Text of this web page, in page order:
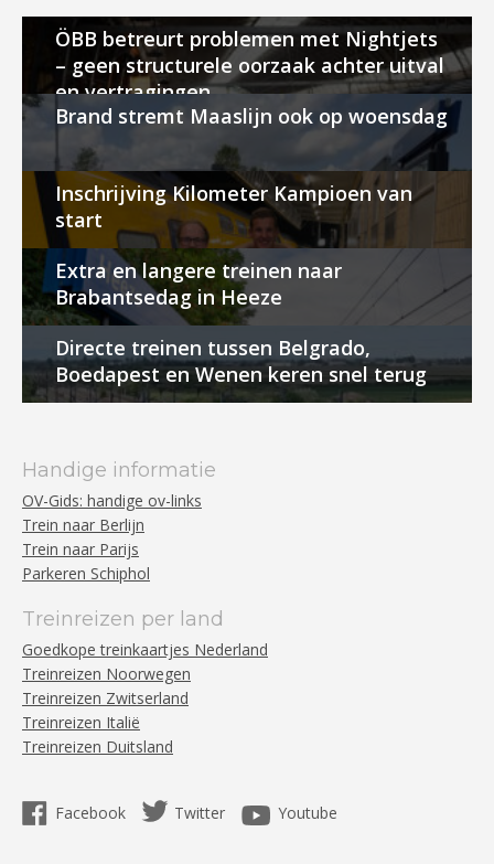
ÖBB betreurt problemen met Nightjets
– geen structurele oorzaak achter uitval
en vertragingen
Brand stremt Maaslijn ook op woensdag
Inschrijving Kilometer Kampioen van
start
Extra en langere treinen naar
Brabantsedag in Heeze
Directe treinen tussen Belgrado,
Boedapest en Wenen keren snel terug
Handige informatie
OV-Gids: handige ov-links
Trein naar Berlijn
Trein naar Parijs
Parkeren Schiphol
Treinreizen per land
Goedkope treinkaartjes Nederland
Treinreizen Noorwegen
Treinreizen Zwitserland
Treinreizen Italië
Treinreizen Duitsland
Facebook Twitter Youtube